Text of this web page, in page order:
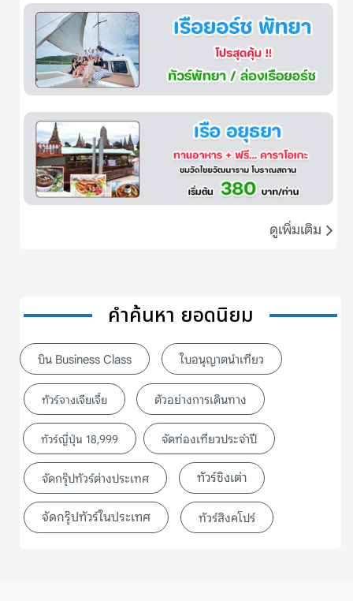
ดูเพิ่มเติม
คำค้นหา ยอดนิยม
บิน Business Class ใบอนุญาตนำเที่ยว
ทัวร์จางเจียเจี้ย ตัวอย่างการเดินทาง
ทัวร์ญี่ปุ่น 18,999 จัดท่องเที่ยวประจำปี
จัดกรุ๊ปทัวร์ต่างประเทศ ทัวร์ชิงเต่า
จัดกรุ๊ปทัวร์ในประเทศ ทัวร์สิงคโปร์